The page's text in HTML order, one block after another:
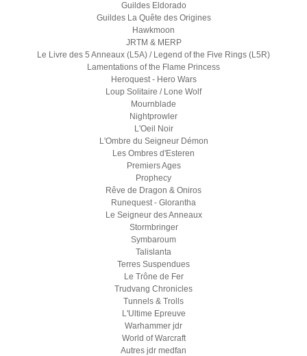
Guildes Eldorado
Guildes La Quête des Origines
Hawkmoon
JRTM & MERP
Le Livre des 5 Anneaux (L5A) / Legend of the Five Rings (L5R)
Lamentations of the Flame Princess
Heroquest - Hero Wars
Loup Solitaire / Lone Wolf
Mournblade
Nightprowler
L'Oeil Noir
L'Ombre du Seigneur Démon
Les Ombres d'Esteren
Premiers Ages
Prophecy
Rêve de Dragon & Oniros
Runequest - Glorantha
Le Seigneur des Anneaux
Stormbringer
Symbaroum
Talislanta
Terres Suspendues
Le Trône de Fer
Trudvang Chronicles
Tunnels & Trolls
L'Ultime Epreuve
Warhammer jdr
World of Warcraft
Autres jdr medfan